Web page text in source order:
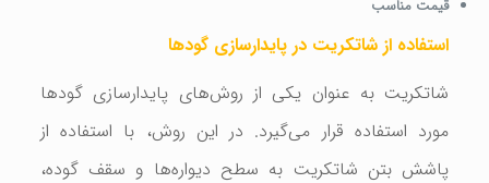
قیمت مناسب
استفاده از شاتکریت در پایدارسازی گودها
شاتکریت به عنوان یکی از روش‌های پایدارسازی گودها
مورد استفاده قرار می‌گیرد. در این روش، با استفاده از
پاشش بتن شاتکریت به سطح دیواره‌ها و سقف گوده،